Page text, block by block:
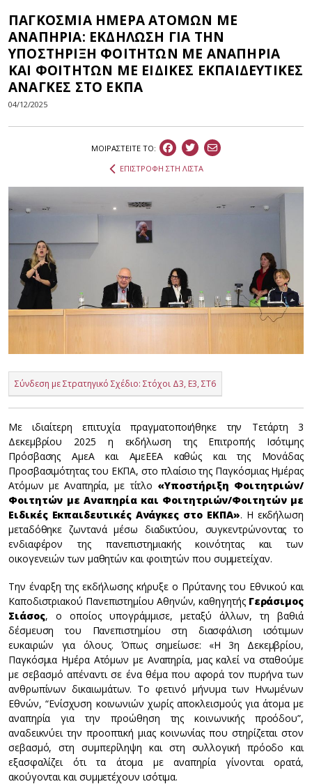
ΠΑΓΚΟΣΜΙΑ ΗΜΕΡΑ ΑΤΟΜΩΝ ΜΕ
ΑΝΑΠΗΡΙΑ: ΕΚΔΗΛΩΣΗ ΓΙΑ ΤΗΝ
ΥΠΟΣΤΗΡΙΞΗ ΦΟΙΤΗΤΩΝ ΜΕ ΑΝΑΠΗΡΙΑ
ΚΑΙ ΦΟΙΤΗΤΩΝ ΜΕ ΕΙΔΙΚΕΣ ΕΚΠΑΙΔΕΥΤΙΚΕΣ
ΑΝΑΓΚΕΣ ΣΤΟ ΕΚΠΑ
04/12/2025
ΜΟΙΡΑΣΤEIΤΕ ΤΟ:
ΕΠΙΣΤΡΟΦΗ ΣΤΗ ΛΙΣΤΑ
Σύνδεση με Στρατηγικό Σχέδιο: Στόχοι Δ3, Ε3, ΣΤ6
Με ιδιαίτερη επιτυχία πραγματοποιήθηκε την Τετάρτη 3
Δεκεμβρίου 2025 η εκδήλωση της Επιτροπής Ισότιμης
Πρόσβασης ΑμεΑ και ΑμεΕΕΑ καθώς και της Μονάδας
Προσβασιμότητας του ΕΚΠΑ, στο πλαίσιο της Παγκόσμιας Ημέρας
Ατόμων με Αναπηρία, με τίτλο «Υποστήριξη Φοιτητριών/
Φοιτητών με Αναπηρία και Φοιτητριών/Φοιτητών με
Ειδικές Εκπαιδευτικές Ανάγκες στο ΕΚΠΑ». Η εκδήλωση
μεταδόθηκε ζωντανά μέσω διαδικτύου, συγκεντρώνοντας το
ενδιαφέρον της πανεπιστημιακής κοινότητας και των
οικογενειών των μαθητών και φοιτητών που συμμετείχαν.
Την έναρξη της εκδήλωσης κήρυξε ο Πρύτανης του Εθνικού και
Καποδιστριακού Πανεπιστημίου Αθηνών, καθηγητήςΓεράσιμος
Σιάσος, ο οποίος υπογράμμισε, μεταξύ άλλων, τη βαθιά
δέσμευση του Πανεπιστημίου στη διασφάλιση ισότιμων
ευκαιριών για όλους. Όπως σημείωσε: «Η 3η Δεκεμβρίου,
Παγκόσμια Ημέρα Ατόμων με Αναπηρία, μας καλεί να σταθούμε
με σεβασμό απέναντι σε ένα θέμα που αφορά τον πυρήνα των
ανθρωπίνων δικαιωμάτων. Το φετινό μήνυμα των Ηνωμένων
Εθνών, “Ενίσχυση κοινωνιών χωρίς αποκλεισμούς για άτομα με
αναπηρία για την προώθηση της κοινωνικής προόδου”,
αναδεικνύει την προοπτική μιας κοινωνίας που στηρίζεται στον
σεβασμό, στη συμπερίληψη και στη συλλογική πρόοδο και
εξασφαλίζει ότι τα άτομα με αναπηρία γίνονται ορατά,
ακούγονται και συμμετέχουν ισότιμα.